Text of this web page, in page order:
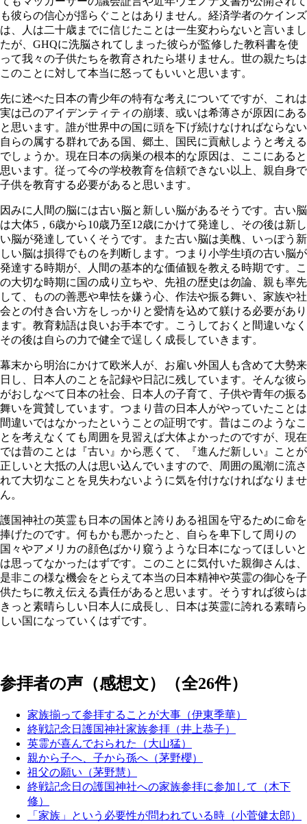
も彼らの信心が揺らぐことはありません。経済学者のケインズ
は、人は二十歳までに信じたことは一生変わらないと言いまし
たが、GHQに洗脳されてしまった彼らが監修した教科書を使
って我々の子供たちを教育されたら堪りません。世の親たちは
このことに対して本当に怒ってもいいと思います。
先に述べた日本の青少年の特有な考えについてですが、これは
実は己のアイデンティティの崩壊、或いは希薄さが原因にある
と思います。誰が世界中の国に頭を下げ続けなければならない
自らの属する群れである国、郷土、国民に貢献しようと考える
でしょうか。現在日本の病巣の根本的な原因は、ここにあると
思います。従って今の学校教育を信頼できない以上、親自身で
子供を教育する必要があると思います。
因みに人間の脳には古い脳と新しい脳があるそうです。古い脳
は大体5，6歳から10歳乃至12歳にかけて発達し、その後は新し
い脳が発達していくそうです。また古い脳は美醜、いっぽう新
しい脳は損得でものを判断します。つまり小学生頃の古い脳が
発達する時期が、人間の基本的な価値観を教える時期です。こ
の大切な時期に国の成り立ちや、先祖の歴史は勿論、親も率先
して、ものの善悪や卑怯を嫌う心、作法や振る舞い、家族や社
会との付き合い方をしっかりと愛情を込めて躾ける必要があり
ます。教育勅語は良いお手本です。こうしておくと間違いなく
その後は自らの力で健全で逞しく成長していきます。
幕末から明治にかけて欧米人が、お雇い外国人も含めて大勢来
日し、日本人のことを記録や日記に残しています。そんな彼ら
がおしなべて日本の社会、日本人の子育て、子供や青年の振る
舞いを賞賛しています。つまり昔の日本人がやっていたことは
間違いではなかったということの証明です。昔はこのようなこ
とを考えなくても周囲を見習えば大体よかったのですが、現在
では昔のことは『古い』から悪くて、『進んだ新しい』ことが
正しいと大抵の人は思い込んでいますので、周囲の風潮に流さ
れて大切なことを見失わないように気を付けなければなりませ
ん。
護国神社の英霊も日本の国体と誇りある祖国を守るために命を
捧げたのです。何もかも悪かったと、自らを卑下して周りの
国々やアメリカの顔色ばかり窺うような日本になってほしいと
は思ってなかったはずです。このことに気付いた親御さんは、
是非この様な機会をとらえて本当の日本精神や英霊の御心を子
供たちに教え伝える責任があると思います。そうすれば彼らは
きっと素晴らしい日本人に成長し、日本は英霊に誇れる素晴ら
しい国になっていくはずです。
参拝者の声（感想文）（全26件）
家族揃って参拝することが大事（伊東季華）
終戦記念日護国神社家族参拝（井上恭子）
英霊が喜んでおられた（大山猛）
親から子へ、子から孫へ（茅野櫻）
祖父の願い（茅野慧）
終戦記念日の護国神社への家族参拝に参加して（木下
修）
「家族」という必要性が問われている時（小菅健太郎）